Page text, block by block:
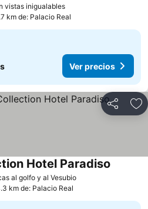
vistas inigualablesVer precios
km de: Palacio Real
Ver precios
Compartir
al golfo y al VesubioVer precios
Hotel Paradiso
km de: Palacio Real